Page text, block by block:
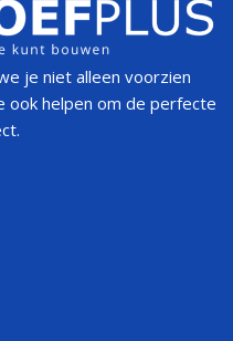
je niet alleen voorzien
ook helpen om de perfecte